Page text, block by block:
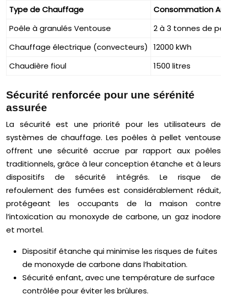
Type de Chauffage
Consommation
Poêle à granulés Ventouse
2 à 3 tonnes de
Chauffage électrique (convecteurs)
12000 kWh
Chaudière fioul
1500 litres
Sécurité renforcée pour une sérénité
assurée
La sécurité est une priorité pour les utilisateurs de
systèmes de chauffage. Les poêles à pellet ventouse
offrent une sécurité accrue par rapport aux poêles
traditionnels, grâce à leur conception étanche et à leurs
dispositifs de sécurité intégrés. Le risque de
refoulement des fumées est considérablement réduit,
protégeant les occupants de la maison contre
l’intoxication au monoxyde de carbone, un gaz inodore
et mortel.
Dispositif étanche qui minimise les risques de fuites
de monoxyde de carbone dans l’habitation.
Sécurité enfant, avec une température de surface
contrôlée pour éviter les brûlures.